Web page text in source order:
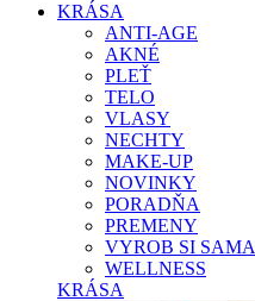
KRÁSA
ANTI-AGE
AKNÉ
PLEŤ
TELO
VLASY
NECHTY
MAKE-UP
NOVINKY
PORADŇA
PREMENY
VYROB SI SAMA
WELLNESS
KRÁSA